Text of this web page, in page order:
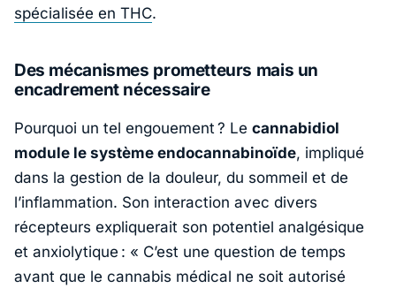
spécialisée en THC.
Des mécanismes prometteurs mais un
encadrement nécessaire
Pourquoi un tel engouement ? Le cannabidiol
module le système endocannabinoïde, impliqué
dans la gestion de la douleur, du sommeil et de
l’inflammation. Son interaction avec divers
récepteurs expliquerait son potentiel analgésique
et anxiolytique : « C’est une question de temps
avant que le cannabis médical ne soit autorisé